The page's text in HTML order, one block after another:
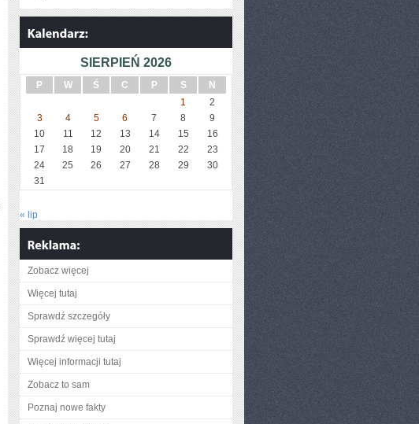
SIERPIEŃ 2026
P W Ś C P S
N
1
2
3
4 5 6 7 8
9
10
11 12 13 14 15
16
17
18 19 20 21 22
23
24
25 26 27 28 29
30
31
« lip
Zobacz więcej
Więcej tutaj
Sprawdź szczegóły
Sprawdź więcej tutaj
Więcej informacji tutaj
Zobacz to sam
Poznaj nowe fakty